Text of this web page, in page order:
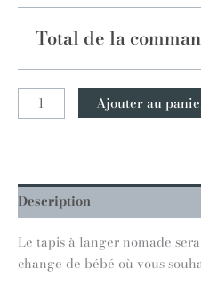
Total de la
Ajouter au
Description
Le tapis à langer nomade
change de bébé où vous